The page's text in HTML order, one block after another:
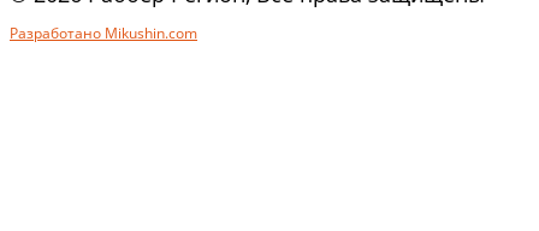
Разработано Mikushin.com